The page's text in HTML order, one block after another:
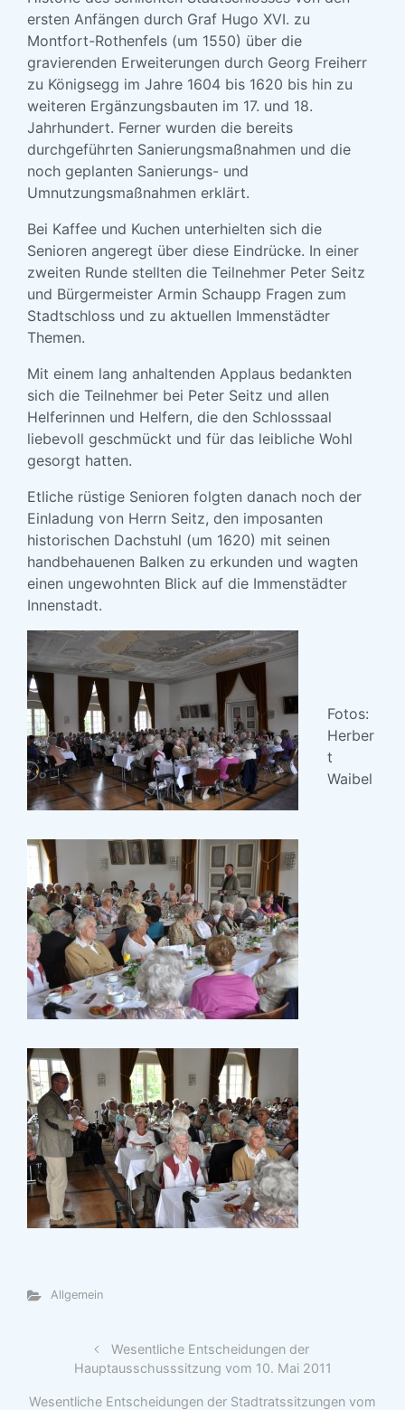
ersten Anfängen durch Graf Hugo XVI. zu
Montfort-Rothenfels (um 1550) über die
gravierenden Erweiterungen durch Georg Freiherr
zu Königsegg im Jahre 1604 bis 1620 bis hin zu
weiteren Ergänzungsbauten im 17. und 18.
Jahrhundert. Ferner wurden die bereits
durchgeführten Sanierungsmaßnahmen und die
noch geplanten Sanierungs- und
Umnutzungsmaßnahmen erklärt.
Bei Kaffee und Kuchen unterhielten sich die
Senioren angeregt über diese Eindrücke. In einer
zweiten Runde stellten die Teilnehmer Peter Seitz
und Bürgermeister Armin Schaupp Fragen zum
Stadtschloss und zu aktuellen Immenstädter
Themen.
Mit einem lang anhaltenden Applaus bedankten
sich die Teilnehmer bei Peter Seitz und allen
Helferinnen und Helfern, die den Schlosssaal
liebevoll geschmückt und für das leibliche Wohl
gesorgt hatten.
Etliche rüstige Senioren folgten danach noch der
Einladung von Herrn Seitz, den imposanten
historischen Dachstuhl (um 1620) mit seinen
handbehauenen Balken zu erkunden und wagten
einen ungewohnten Blick auf die Immenstädter
Innenstadt.
Fotos:
Herber
t
Waibel
Allgemein
Wesentliche Entscheidungen der
Hauptausschusssitzung vom 10. Mai 2011
Wesentliche Entscheidungen der Stadtratssitzungen vom